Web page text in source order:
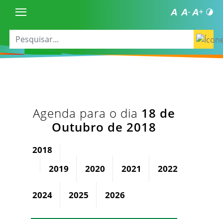
Agenda para o dia 18 de
Outubro de 2018
2018
2019
2020 2021 2022
2024 2025 2026